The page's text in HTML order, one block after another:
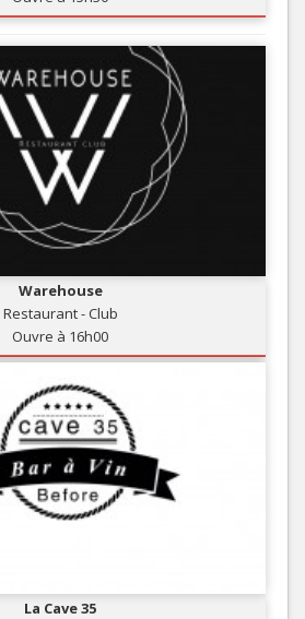
Warehouse
Restaurant - Club
Ouvre à 16h00
La Cave 35